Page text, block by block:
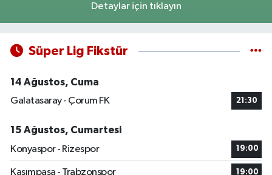
Detaylar için tıklayın
Süper Lig Fikstür
14 Ağustos, Cuma
Galatasaray - Çorum FK
21:30
15 Ağustos, Cumartesi
Konyaspor - Rizespor
19:00
Kasımpaşa - Trabzonspor 19:00